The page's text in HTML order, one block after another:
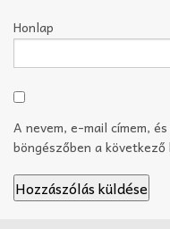
Honlap
A nevem, e-mail címem,
böngészőben a